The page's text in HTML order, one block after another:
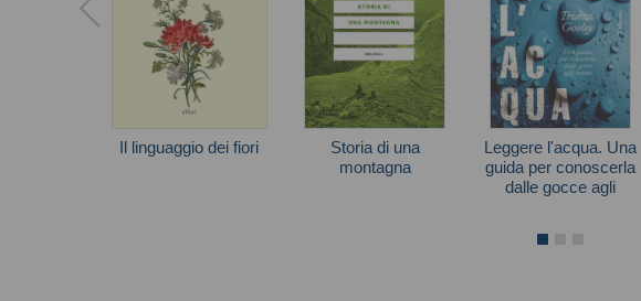
Il linguaggio dei fiori
Storia di una
montagna
Leggere l'acqua. Una
guida per conoscerla
dalle gocce agli